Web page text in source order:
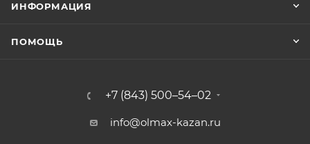
ИНФОРМАЦИЯ
ПОМОЩЬ
+7 (843) 500–54–02
info@olmax-kazan.ru